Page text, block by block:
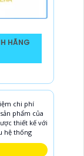
HÃNG
chi phí
phẩm của
thiết kế với
hệ thống